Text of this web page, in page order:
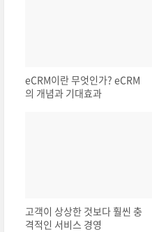
eCRM이란 무엇인가? eCRM
의 개념과 기대효과
고객이 상상한 것보다 훨씬 충
격적인 서비스 경영